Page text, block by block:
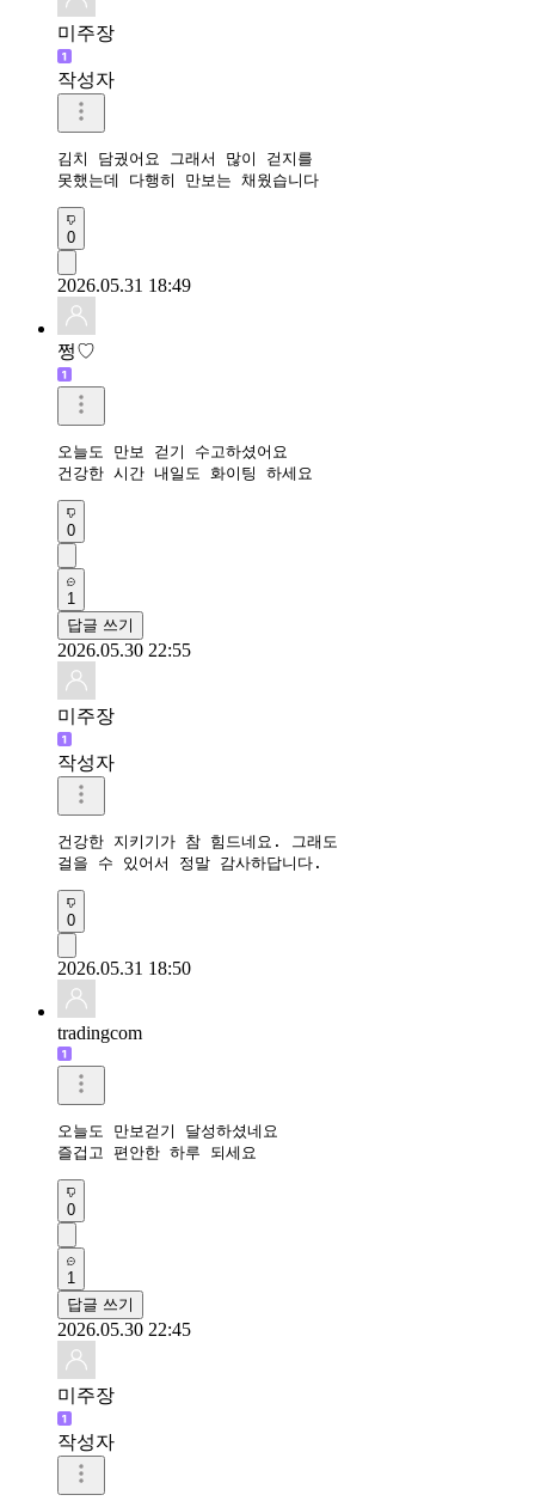
미주장
작성자
김치 담궜어요 그래서 많이 걷지를
못했는데 다행히 만보는 채웠습니다
0
2026.05.31 18:49
쩡♡
오늘도 만보 걷기 수고하셨어요
건강한 시간 내일도 화이팅 하세요
0
1
답글 쓰기
2026.05.30 22:55
미주장
작성자
건강한 지키기가 참 힘드네요. 그래도
걸을 수 있어서 정말 감사하답니다.
0
2026.05.31 18:50
tradingcom
오늘도 만보걷기 달성하셨네요
즐겁고 편안한 하루 되세요
0
1
답글 쓰기
2026.05.30 22:45
미주장
작성자